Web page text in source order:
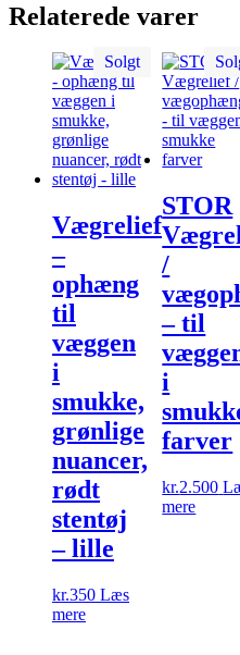
Relaterede varer
Solgt
Vægrelief
–
ophæng
til
væggen
i
smukke,
grønlige
nuancer,
rødt
stentøj
– lille
kr.350 Læs
mere
STOR
/
– til
i
farver
kr.2.500
mere